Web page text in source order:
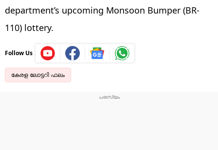
department’s upcoming Monsoon Bumper (BR-
110) lottery.
Follow Us
കേരള ലോട്ടറി ഫലം